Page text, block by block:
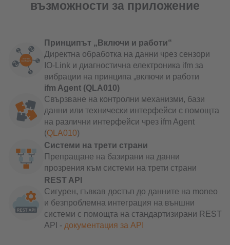
възможности за приложение
Принципът „Включи и работи“
Директна обработка на данни чрез сензори
IO-Link и диагностична електроника ifm за
вибрации на принципа „включи и работи
ifm Agent (QLA010)
Свързване на контролни механизми, бази
данни или технически интерфейси с помощта
на различни интерфейси чрез ifm Agent
(QLA010)
Системи на трети страни
Препращане на базирани на данни
прозрения към системи на трети страни
REST API
Сигурен, гъвкав достъп до данните на moneo
и безпроблемна интеграция на външни
системи с помощта на стандартизирани REST
API - документация за API